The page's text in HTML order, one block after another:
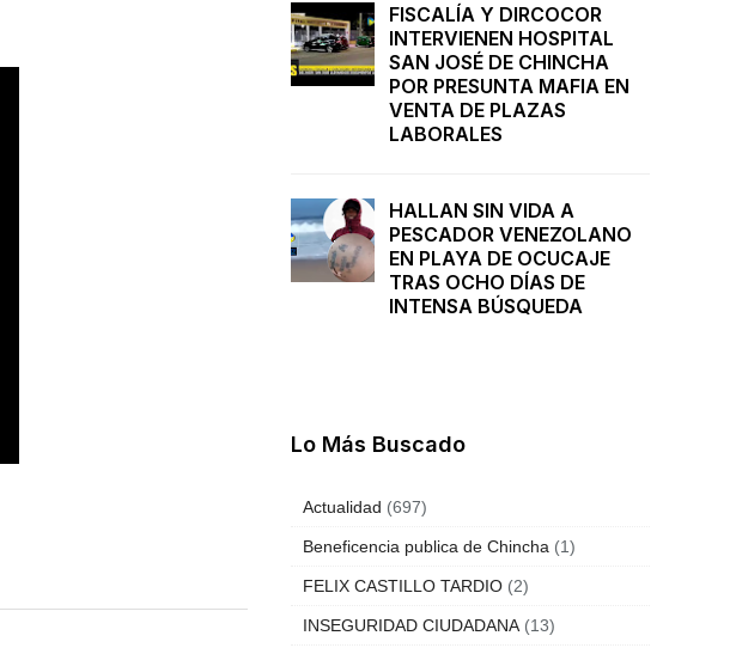
FISCALÍA Y DIRCOCOR
INTERVIENEN HOSPITAL
SAN JOSÉ DE CHINCHA
POR PRESUNTA MAFIA EN
VENTA DE PLAZAS
LABORALES
HALLAN SIN VIDA A
PESCADOR VENEZOLANO
EN PLAYA DE OCUCAJE
TRAS OCHO DÍAS DE
INTENSA BÚSQUEDA
Lo Más Buscado
Actualidad (697)
Beneficencia publica de Chincha (1)
FELIX CASTILLO TARDIO (2)
INSEGURIDAD CIUDADANA (13)